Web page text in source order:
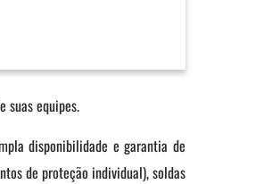
suas equipes.
disponibilidade e garantia de
de proteção individual), soldas